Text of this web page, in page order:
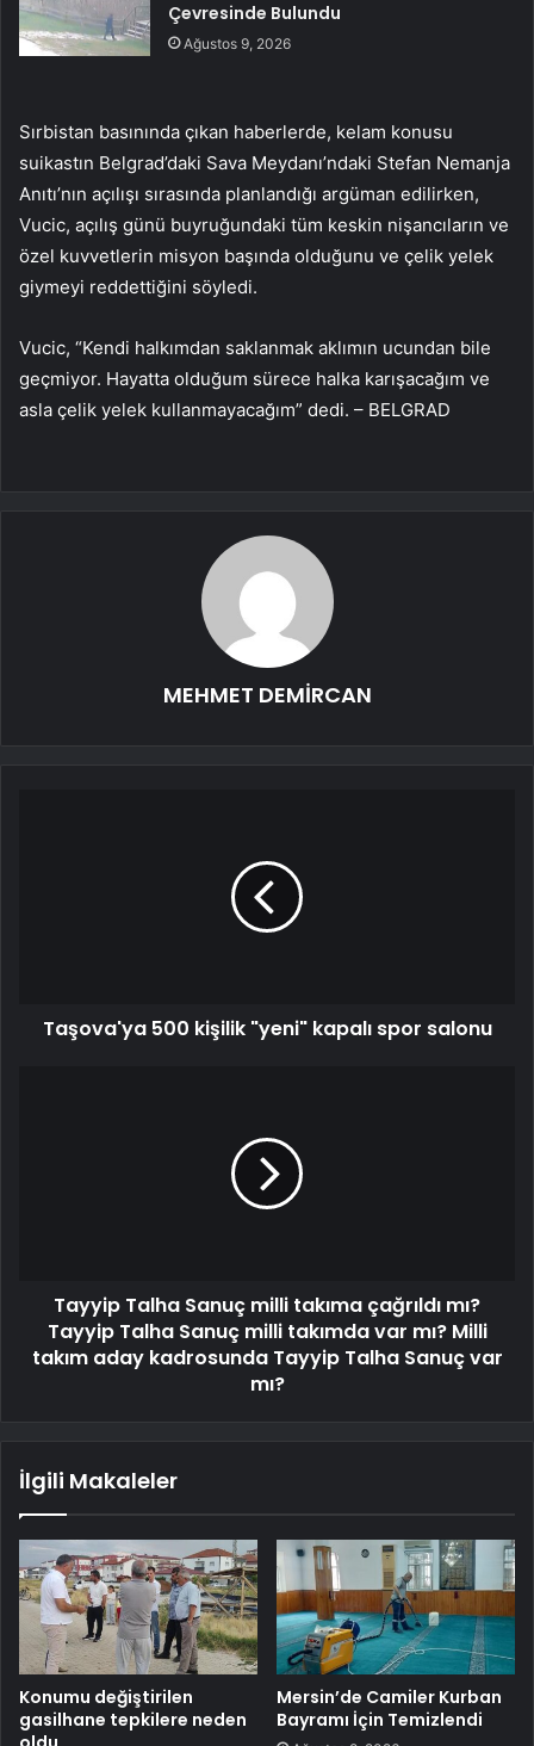
Çevresinde Bulundu
Ağustos 9, 2026
Sırbistan basınında çıkan haberlerde, kelam konusu
suikastın Belgrad’daki Sava Meydanı’ndaki Stefan Nemanja
Anıtı’nın açılışı sırasında planlandığı argüman edilirken,
Vucic, açılış günü buyruğundaki tüm keskin nişancıların ve
özel kuvvetlerin misyon başında olduğunu ve çelik yelek
giymeyi reddettiğini söyledi.
Vucic, “Kendi halkımdan saklanmak aklımın ucundan bile
geçmiyor. Hayatta olduğum sürece halka karışacağım ve
asla çelik yelek kullanmayacağım” dedi. – BELGRAD
MEHMET DEMİRCAN
Taşova'ya 500 kişilik "yeni" kapalı spor salonu
Tayyip Talha Sanuç milli takıma çağrıldı mı?
Tayyip Talha Sanuç milli takımda var mı? Milli
takım aday kadrosunda Tayyip Talha Sanuç var
mı?
İlgili Makaleler
Konumu değiştirilen
gasilhane tepkilere neden
Mersin’de Camiler Kurban
Bayramı İçin Temizlendi